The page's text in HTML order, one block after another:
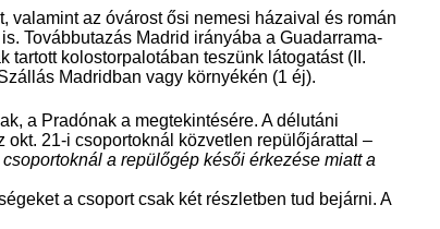
valamint az óvárost ősi nemesi házaival és román
Továbbutazás Madrid irányába a Guadarrama-
kolostorpalotában teszünk látogatást (II.
Madridban vagy környékén (1 éj).
a Pradónak a megtekintésére. A délutáni
21-i csoportoknál közvetlen repülőjárattal –
a repülőgép késői érkezése miatt a
a csoport csak két részletben tud bejárni. A